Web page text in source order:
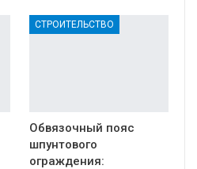
СТРОИТЕЛЬСТВО
Обвязочный пояс
шпунтового
ограждения: